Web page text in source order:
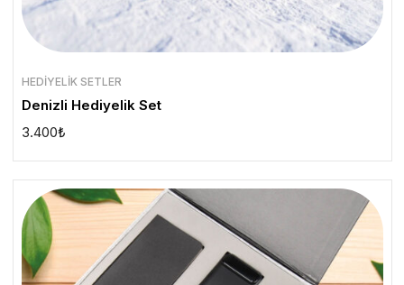
HEDIYELIK SETLER
Denizli Hediyelik Set
3.400₺